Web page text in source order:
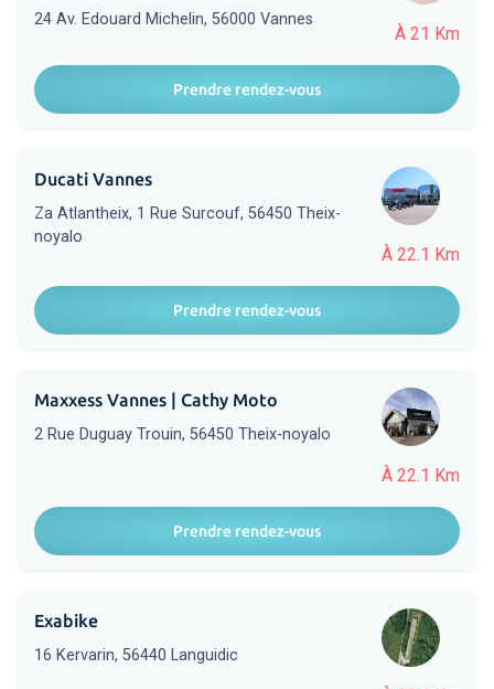
À 21 Km
24 Av. Edouard Michelin, 56000 Vannes
Prendre rendez-vous
À 22.1 Km
Ducati Vannes
Za Atlantheix, 1 Rue Surcouf, 56450 Theix-
noyalo
Prendre rendez-vous
À 22.1 Km
Maxxess Vannes | Cathy Moto
2 Rue Duguay Trouin, 56450 Theix-noyalo
Prendre rendez-vous
Exabike
16 Kervarin, 56440 Languidic